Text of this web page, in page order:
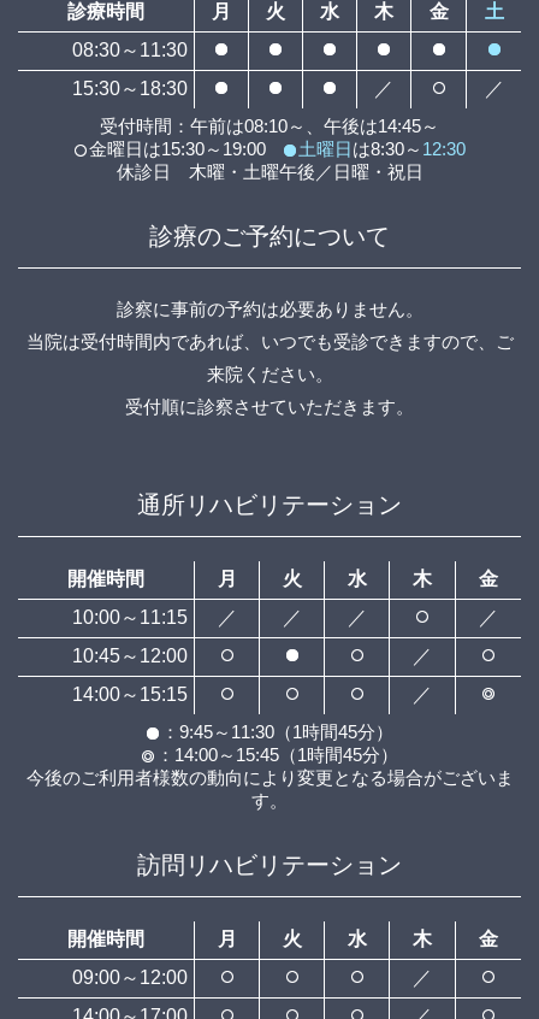
診療時間 月 火 水 木 金
土
08:30～11:30
15:30～18:30
／
／
受付時間：午前は08:10～、午後は14:45～
金曜日は15:30～19:00
土曜日は8:30～ 12:30
休診日 木曜・土曜午後／日曜・祝日
診療のご予約について
診察に事前の予約は必要ありません。
当院は受付時間内であれば、いつでも受診できますので、ご
来院ください。
受付順に診察させていただきます。
通所リハビリテーション
開催時間 月 火 水 木
金
10:00～11:15
／ ／ ／
／
10:45～12:00
／
14:00～15:15
／
：9:45～11:30（1時間45分）
：14:00～15:45（1時間45分）
今後のご利用者様数の動向により変更となる場合がございま
す。
訪問リハビリテーション
開催時間 月 火 水 木
金
09:00～12:00
／